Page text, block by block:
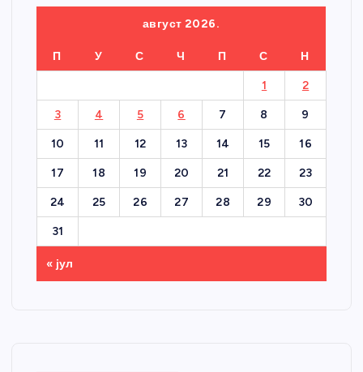
август 2026.
П У С Ч П С Н
1 2
3 4 5 6 7 8 9
10 11 12 13 14 15 16
17 18 19 20 21 22 23
24 25 26 27 28 29 30
31
« јул